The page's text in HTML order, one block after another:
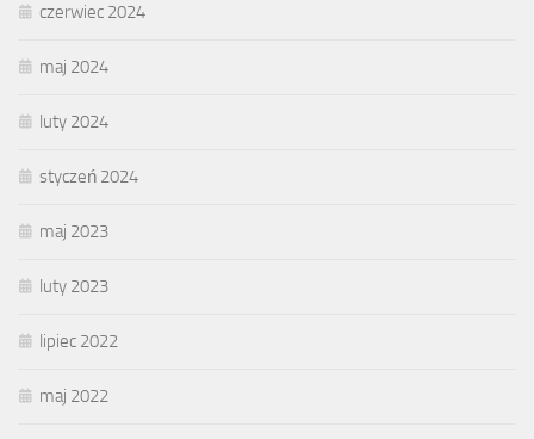
czerwiec 2024
maj 2024
luty 2024
styczeń 2024
maj 2023
luty 2023
lipiec 2022
maj 2022